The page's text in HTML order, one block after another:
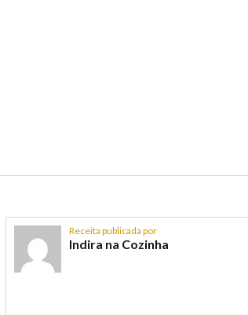
Receita publicada por
Indira na Cozinha